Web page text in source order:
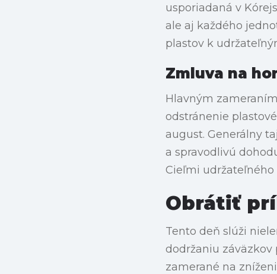
usporiadaná v
ale aj každého
plastov k
Zmluva na
Hlavným
odstránenie
august. Generálny
a spravodlivú
Cieľmi udržateľného
Obrátiť
Tento deň slúži
dodržaniu záväzkov
zamerané na